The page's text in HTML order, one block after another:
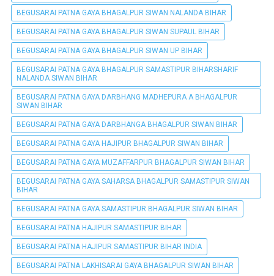
BEGUSARAI PATNA GAYA BHAGALPUR SIWAN NALANDA BIHAR
BEGUSARAI PATNA GAYA BHAGALPUR SIWAN SUPAUL BIHAR
BEGUSARAI PATNA GAYA BHAGALPUR SIWAN UP BIHAR
BEGUSARAI PATNA GAYA BHAGALPUR SAMASTIPUR BIHARSHARIF
NALANDA SIWAN BIHAR
BEGUSARAI PATNA GAYA DARBHANG MADHEPURA A BHAGALPUR
SIWAN BIHAR
BEGUSARAI PATNA GAYA DARBHANGA BHAGALPUR SIWAN BIHAR
BEGUSARAI PATNA GAYA HAJIPUR BHAGALPUR SIWAN BIHAR
BEGUSARAI PATNA GAYA MUZAFFARPUR BHAGALPUR SIWAN BIHAR
BEGUSARAI PATNA GAYA SAHARSA BHAGALPUR SAMASTIPUR SIWAN
BIHAR
BEGUSARAI PATNA GAYA SAMASTIPUR BHAGALPUR SIWAN BIHAR
BEGUSARAI PATNA HAJIPUR SAMASTIPUR BIHAR
BEGUSARAI PATNA HAJIPUR SAMASTIPUR BIHAR INDIA
BEGUSARAI PATNA LAKHISARAI GAYA BHAGALPUR SIWAN BIHAR